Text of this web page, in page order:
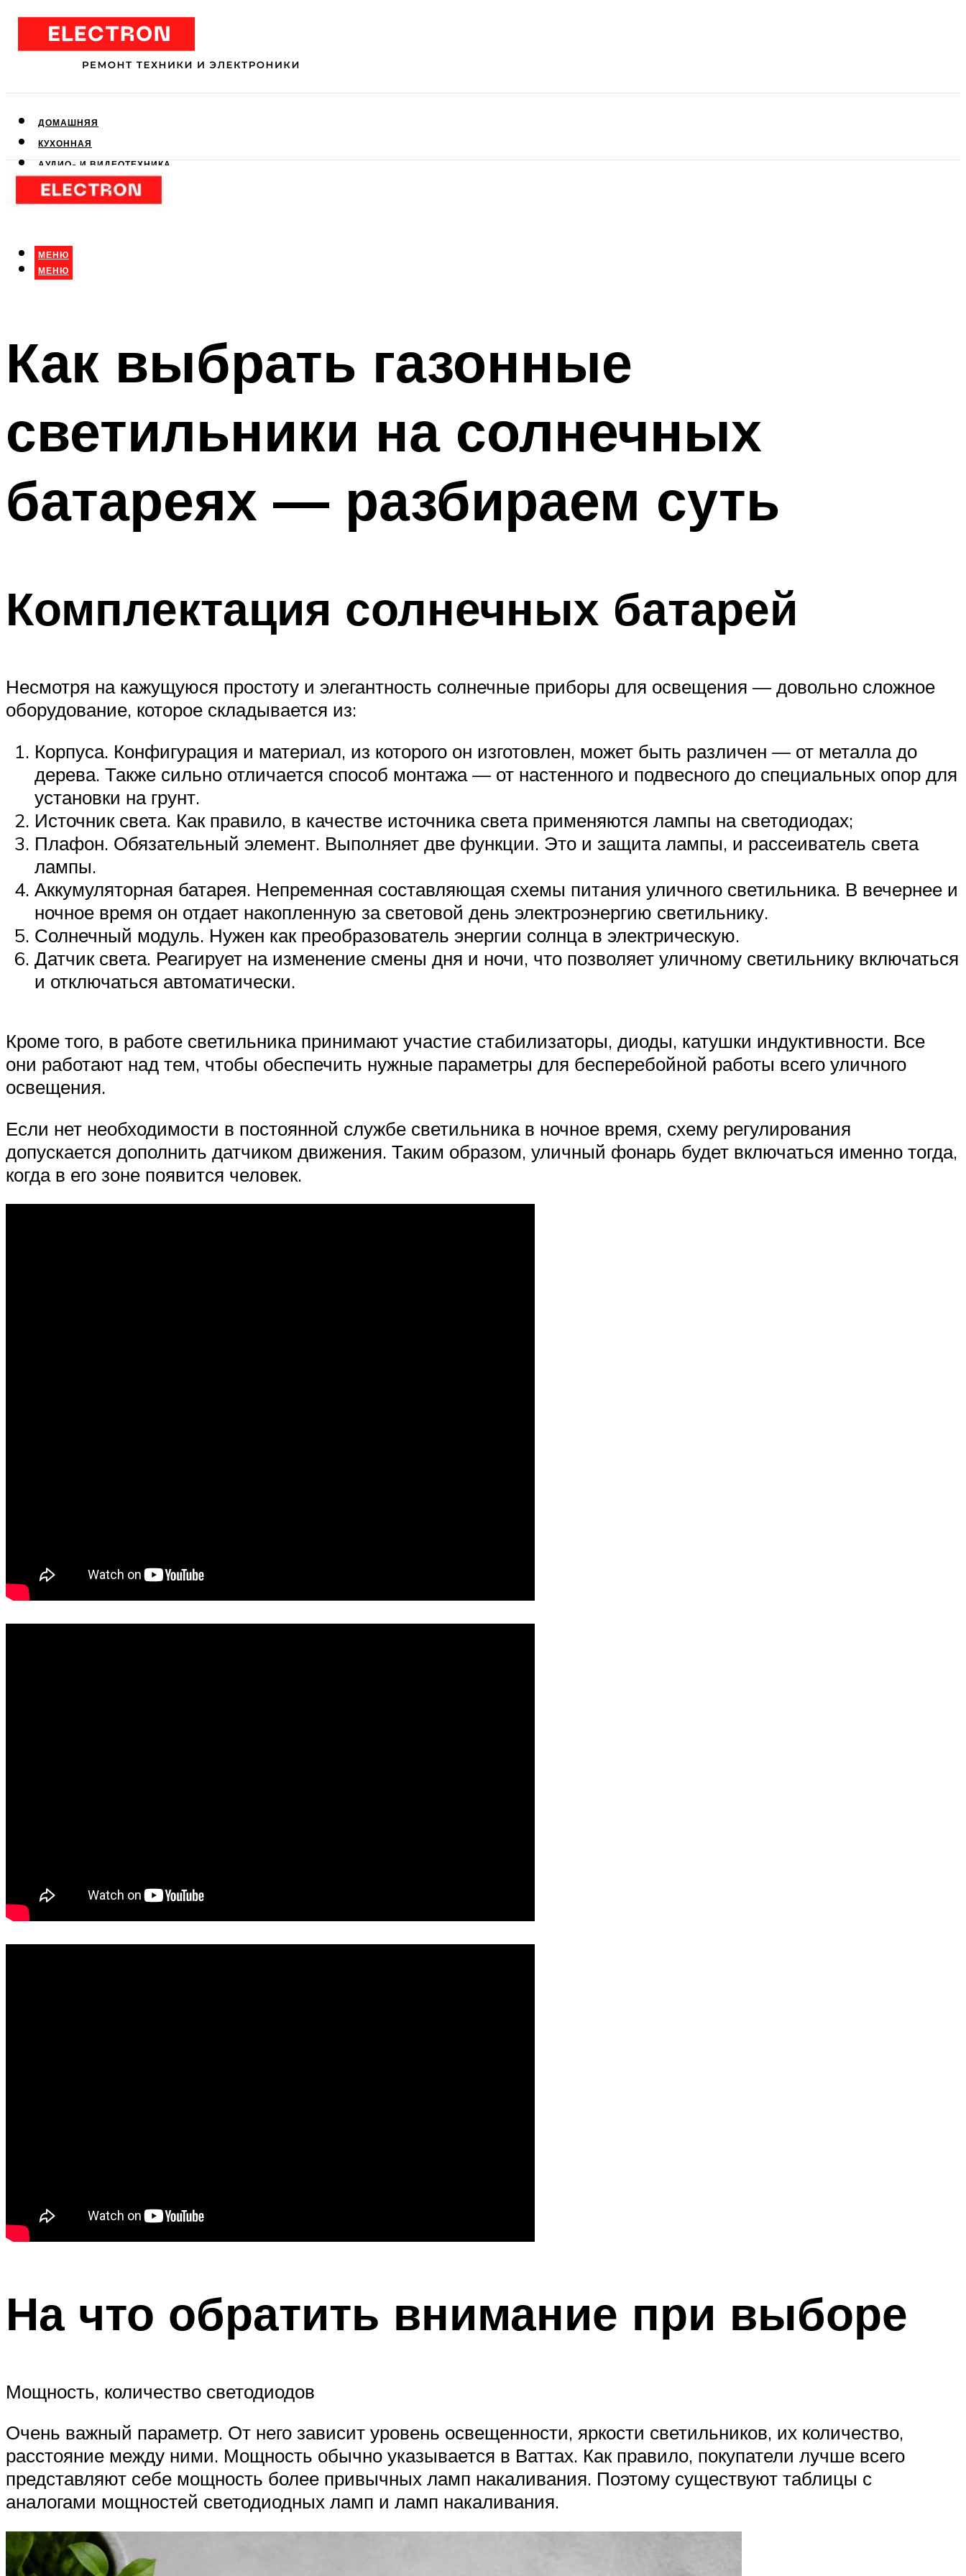
ДОМАШНЯЯ
КУХОННАЯ
АУДИО- И ВИДЕОТЕХНИКА
КЛИМАТИЧЕСКАЯ
ДЛЯ КРАСОТЫ
МЕНЮ
МЕНЮ
Как выбрать газонные
светильники на солнечных
батареях — разбираем суть
Комплектация солнечных батарей
Несмотря на кажущуюся простоту и элегантность солнечные приборы для освещения — довольно сложное
оборудование, которое складывается из:
Корпуса. Конфигурация и материал, из которого он изготовлен, может быть различен — от металла до
дерева. Также сильно отличается способ монтажа — от настенного и подвесного до специальных опор для
установки на грунт.
Источник света. Как правило, в качестве источника света применяются лампы на светодиодах;
Плафон. Обязательный элемент. Выполняет две функции. Это и защита лампы, и рассеиватель света
лампы.
Аккумуляторная батарея. Непременная составляющая схемы питания уличного светильника. В вечернее и
ночное время он отдает накопленную за световой день электроэнергию светильнику.
Солнечный модуль. Нужен как преобразователь энергии солнца в электрическую.
Датчик света. Реагирует на изменение смены дня и ночи, что позволяет уличному светильнику включаться
и отключаться автоматически.
Кроме того, в работе светильника принимают участие стабилизаторы, диоды, катушки индуктивности. Все
они работают над тем, чтобы обеспечить нужные параметры для бесперебойной работы всего уличного
освещения.
Если нет необходимости в постоянной службе светильника в ночное время, схему регулирования
допускается дополнить датчиком движения. Таким образом, уличный фонарь будет включаться именно тогда,
когда в его зоне появится человек.
На что обратить внимание при выборе
Мощность, количество светодиодов
Очень важный параметр. От него зависит уровень освещенности, яркости светильников, их количество,
расстояние между ними. Мощность обычно указывается в Ваттах. Как правило, покупатели лучше всего
представляют себе мощность более привычных ламп накаливания. Поэтому существуют таблицы с
аналогами мощностей светодиодных ламп и ламп накаливания.